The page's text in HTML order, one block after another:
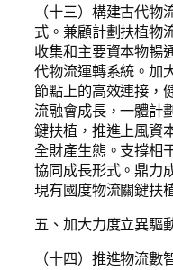
（十三）構建古代
式。兼顧計劃扶植物
收集和主要資本物暢
代物流運轉系統。加
節點上的高效連接，
流融會成長，一體計
鍵扶植，推進上風資
全財產生態。支撐相
協同成長形式。鼎力
現有國度物流關鍵扶
五、加大力度立異驅
（十四）推進物流